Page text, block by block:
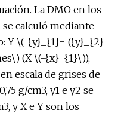
La DMO en los
calculó mediante
Y \(-{y}_{1}= ({y}_{2}-
(X \(-{x}_{1}\)),
escala de grises de
g/cm3, y1 e y2 se
y X e Y son los